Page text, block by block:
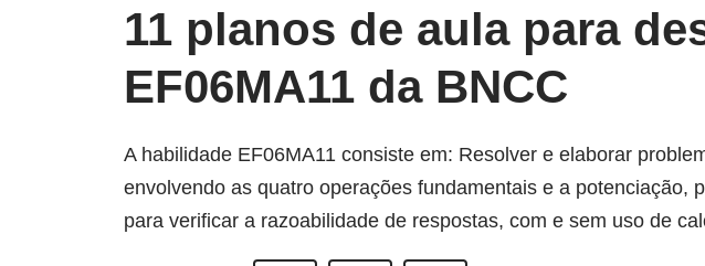
11 planos de aula para
EF06MA11 da BNCC
A habilidade EF06MA11 consiste em: Resolver e elaborar
envolvendo as quatro operações fundamentais e a
para verificar a razoabilidade de respostas, com e sem uso de